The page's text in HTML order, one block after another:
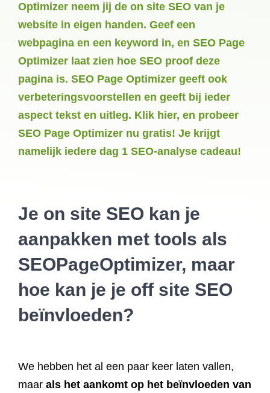
Optimizer neem jij de on site SEO van je
website in eigen handen. Geef een
webpagina en een keyword in, en SEO Page
Optimizer laat zien hoe SEO proof deze
pagina is. SEO Page Optimizer geeft ook
verbeteringsvoorstellen en geeft bij ieder
aspect tekst en uitleg. Klik hier, en probeer
SEO Page Optimizer nu gratis! Je krijgt
namelijk iedere dag 1 SEO-analyse cadeau!
Je on site SEO kan je
aanpakken met tools als
SEOPageOptimizer, maar
hoe kan je je off site SEO
beïnvloeden?
We hebben het al een paar keer laten vallen,
maar als het aankomt op het beïnvloeden van